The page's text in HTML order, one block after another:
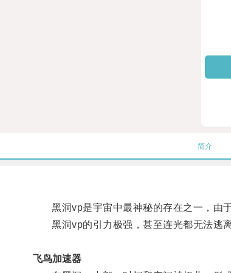
简介
黑洞vp是宇宙中最神秘的存在之一，由于
黑洞vp的引力极强，甚至连光都无法逃离
飞鸟加速器